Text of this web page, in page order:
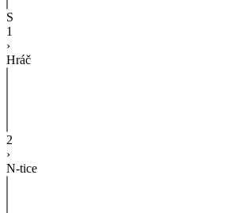
S
1
›
Hráč
2
›
N-tice